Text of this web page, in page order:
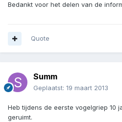
Bedankt voor het delen van de
Quote
Summ
Geplaatst: 19 maart 2013
Heb tijdens de eerste vogelgriep 10
geruimt.